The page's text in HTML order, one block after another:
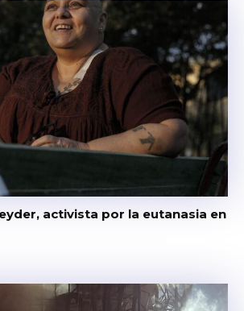
activista por la eutanasia en